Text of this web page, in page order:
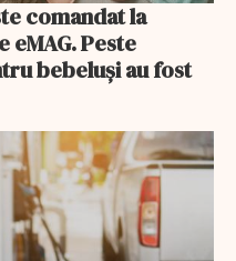
comandat la
eMAG. Peste
bebeluși au fost